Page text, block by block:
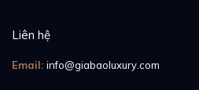
với bộ vỏ và mặt số đồng hồ
Liên hệ
Email: info@giabaoluxury.com